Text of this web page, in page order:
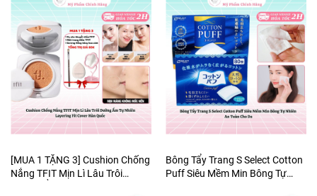
[MUA 1 TẶNG 3] Cushion Chống
Nắng TFIT Mịn Lì Lâu Trôi
Bông Tẩy Trang S Select Cotton
Puff Siêu Mềm Min Bông Tự